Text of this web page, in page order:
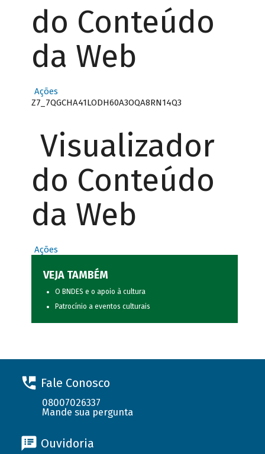
do Conteúdo
da Web
Ações
Z7_7QGCHA41LODH60A3OQA8RN14Q3
Visualizador
do Conteúdo
da Web
Ações
VEJA TAMBÉM
O BNDES e o apoio à cultura
Patrocínio a eventos culturais
Fale Conosco
08007026337
Mande sua pergunta
Ouvidoria